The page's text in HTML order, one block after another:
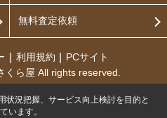
無料査定依頼
利用規約
PCサイト
ら屋 All rights reserved.
状況把握、サービス向上検討を目的と
います。